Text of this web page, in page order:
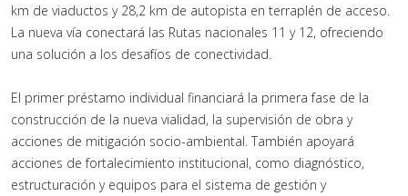
km de viaductos y 28,2 km de autopista en terraplén de acceso.
La nueva vía conectará las Rutas nacionales 11 y 12, ofreciendo
una solución a los desafíos de conectividad.
El primer préstamo individual financiará la primera fase de la
construcción de la nueva vialidad, la supervisión de obra y
acciones de mitigación socio-ambiental. También apoyará
acciones de fortalecimiento institucional, como diagnóstico,
estructuración y equipos para el sistema de gestión y